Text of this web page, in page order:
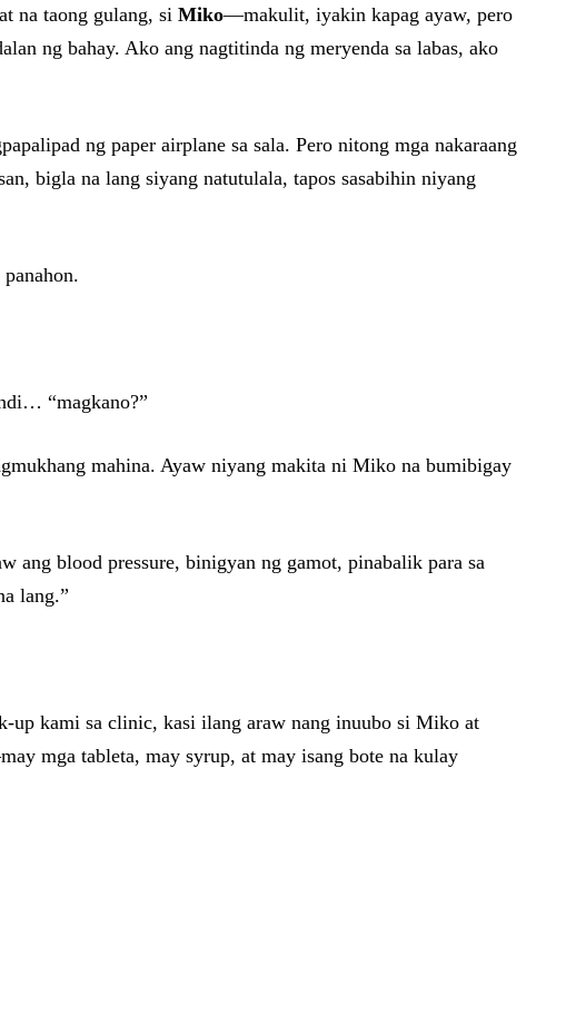
na taong gulang, si Miko—makulit, iyakin kapag ayaw, pero
ng bahay. Ako ang nagtitinda ng meryenda sa labas, ako
ng paper airplane sa sala. Pero nitong mga nakaraang
bigla na lang siyang natutulala, tapos sasabihin niyang
“magkano?”
mahina. Ayaw niyang makita ni Miko na bumibigay
ang blood pressure, binigyan ng gamot, pinabalik para sa
lang.”
up kami sa clinic, kasi ilang araw nang inuubo si Miko at
mga tableta, may syrup, at may isang bote na kulay